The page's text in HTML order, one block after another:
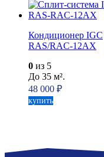
Кондиционер IGC
RAS/RAC-12AX
0 из 5
До 35 м².
48 000 ₽
купить